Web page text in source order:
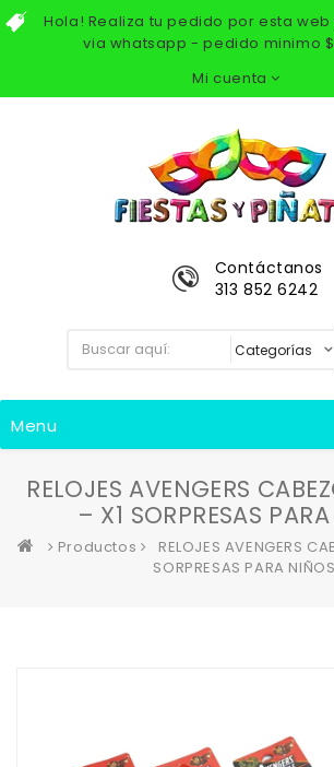
Hola! Realiza tu pedido por esta
via whatsapp - pedido minimo
Mi cuenta
Contáctanos
313 852 6242
Menu
RELOJES AVENGERS
– X1 SORPRESAS
Productos
RELOJES AVENGERS
SORPRESAS PARA NIÑOS